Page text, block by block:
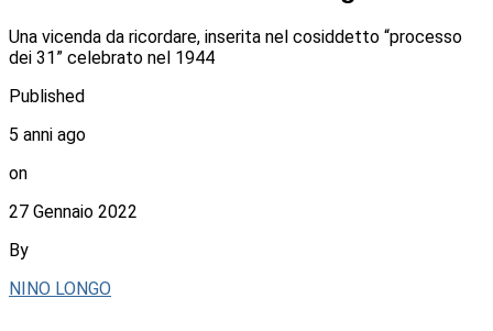
Una vicenda da ricordare, inserita nel cosiddetto “processo
dei 31” celebrato nel 1944
Published
5 anni ago
on
27 Gennaio 2022
By
NINO LONGO